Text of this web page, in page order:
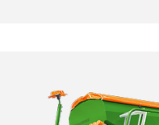
surveiller
remplissage au